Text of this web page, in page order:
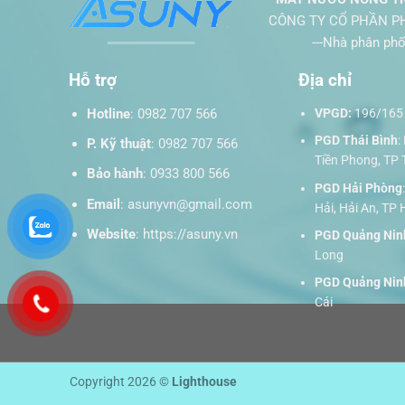
CÔNG TY CỔ PHẦN
---Nhà phân phối
Hỗ trợ
Hotline: 0982 707 566
P. Kỹ thuật: 0982 707 566
Bảo hành: 0933 800 566
Email : asunyvn@gmail.com
Website: https://asuny.vn
Địa chỉ
VPGD:196/165
PGD Thái Bình:
Tiền Phong, TP
PGD Hải Phòng
Hải, Hải An, TP
PGD Quảng
Long
PGD Quảng
Cái
Copyright 2026 © Lighthouse